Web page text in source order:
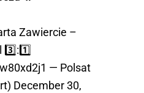
Zawiercie –
— Polsat
December 30,